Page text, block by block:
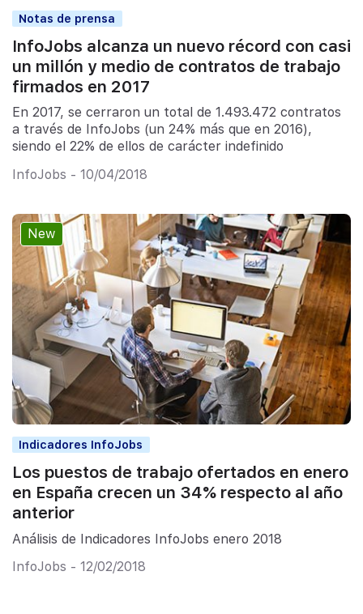
Notas de prensa
InfoJobs alcanza un nuevo récord con casi
un millón y medio de contratos de trabajo
firmados en 2017
En 2017, se cerraron un total de 1.493.472 contratos
a través de InfoJobs (un 24% más que en 2016),
siendo el 22% de ellos de carácter indefinido
InfoJobs - 10/04/2018
New
Indicadores InfoJobs
Los puestos de trabajo ofertados en enero
en España crecen un 34% respecto al año
anterior
Análisis de Indicadores InfoJobs enero 2018
InfoJobs - 12/02/2018